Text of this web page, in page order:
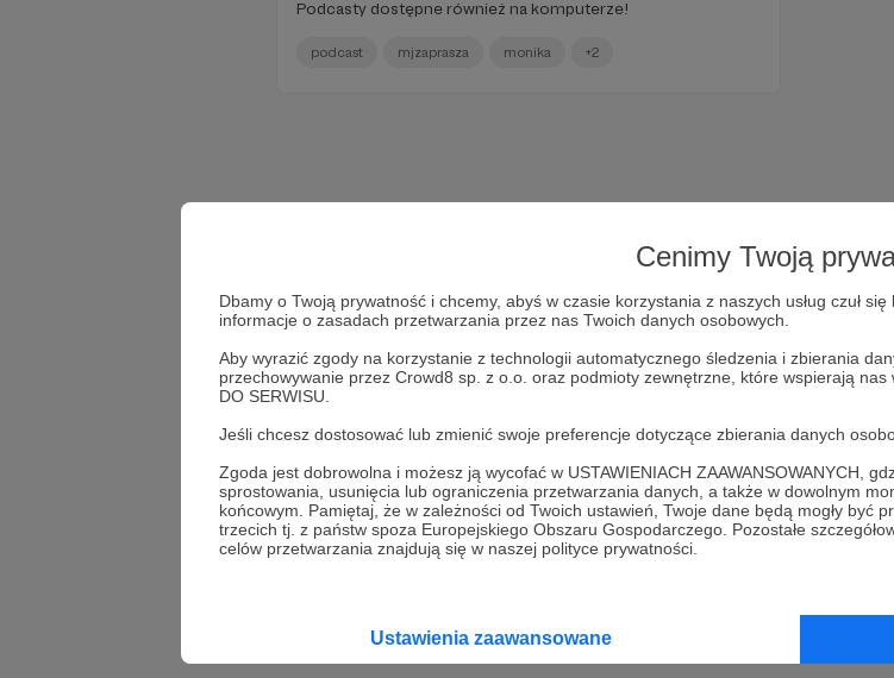
Cenimy Twoją
Dbamy o Twoją prywatność i chcemy, abyś w czasie korzystania z naszych usług czuł
informacje o zasadach przetwarzania przez nas Twoich danych osobowych.
Aby wyrazić zgody na korzystanie z technologii automatycznego śledzenia i zbierania
przechowywanie przez Crowd8 sp. z o.o. oraz podmioty zewnętrzne, które wspierają nas
DO SERWISU.
Jeśli chcesz dostosować lub zmienić swoje preferencje dotyczące zbierania danych
Zgoda jest dobrowolna i możesz ją wycofać w USTAWIENIACH ZAAWANSOWANYCH,
sprostowania, usunięcia lub ograniczenia przetwarzania danych, a także w dowolnym
końcowym. Pamiętaj, że w zależności od Twoich ustawień, Twoje dane będą mogły być
trzecich tj. z państw spoza Europejskiego Obszaru Gospodarczego. Pozostałe
celów przetwarzania znajdują się w naszej polityce prywatności.
Ustawienia zaawansowane
Podcasty dostępne również na komputerze!
podcast mjzaprasza monika +2
Wesprzyj działalność AutoraMonika
Zostań Patronem